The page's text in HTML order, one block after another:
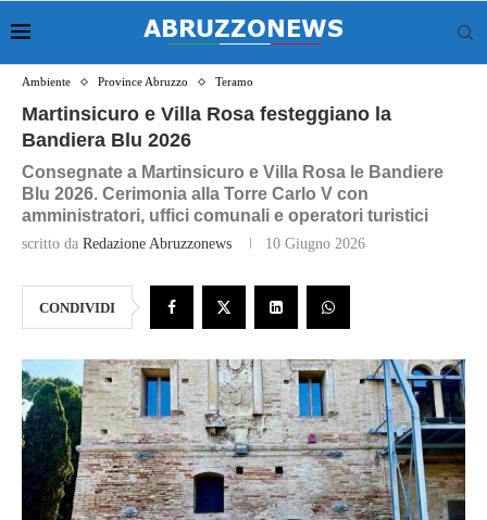
Ambiente Province Abruzzo Teramo
Martinsicuro e Villa Rosa festeggiano la
Bandiera Blu 2026
Consegnate a Martinsicuro e Villa Rosa le Bandiere
Blu 2026. Cerimonia alla Torre Carlo V con
amministratori, uffici comunali e operatori turistici
scritto da Redazione Abruzzonews 10 Giugno 2026
CONDIVIDI